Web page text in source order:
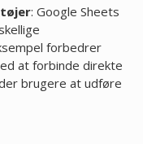
: Google Sheets
forbedrer
at forbinde direkte
brugere at udføre